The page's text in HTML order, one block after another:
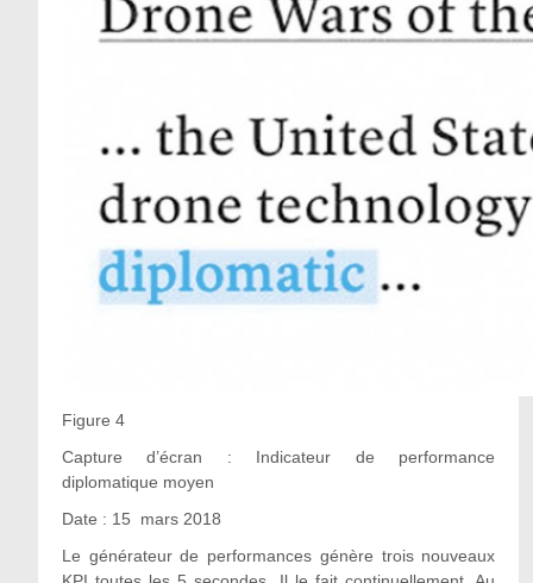
Figure 4
Capture d’écran : Indicateur de performance
diplomatique moyen
Date : 15 mars 2018
Le générateur de performances génère trois nouveaux